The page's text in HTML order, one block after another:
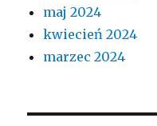
maj 2024
kwiecień 2024
marzec 2024